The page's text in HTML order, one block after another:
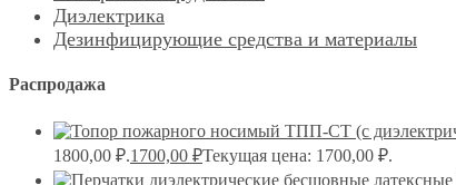
Диэлектрика
Дезинфицирующие средства и материалы
Распродажа
1800,00 ₽.1700,00 ₽Текущая цена: 1700,00 ₽.